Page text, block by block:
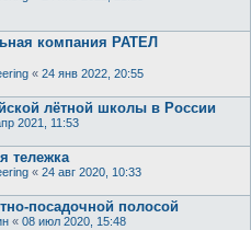
компания РАТЕЛ
« 24 янв 2022, 20:55
лётной школы в России
2021, 11:53
тележка
« 24 авг 2020, 10:33
посадочной полосой
« 08 июл 2020, 15:48